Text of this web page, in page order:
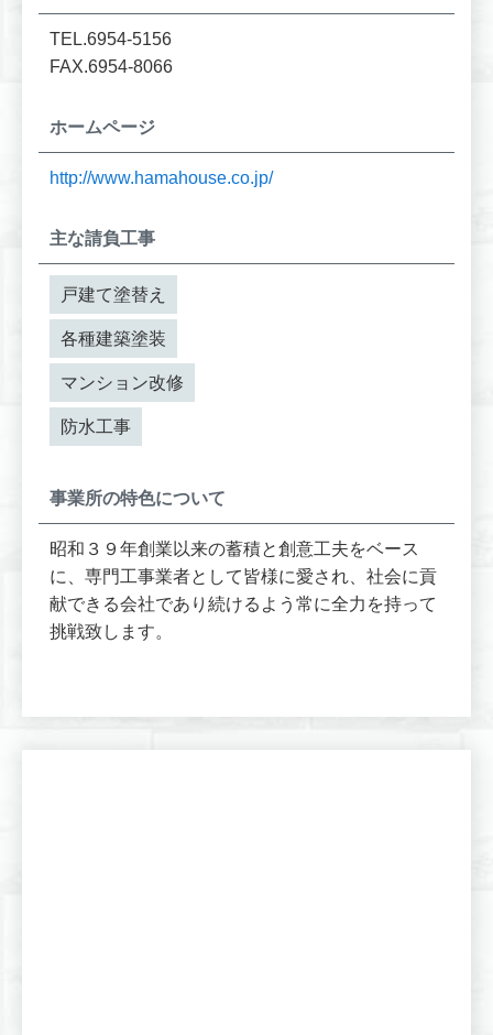
TEL.6954-5156
FAX.6954-8066
ホームページ
http://www.hamahouse.co.jp/
主な請負工事
戸建て塗替え
各種建築塗装
マンション改修
防水工事
事業所の特色について
昭和３９年創業以来の蓄積と創意工夫をベース
に、専門工事業者として皆様に愛され、社会に貢
献できる会社であり続けるよう常に全力を持って
挑戦致します。